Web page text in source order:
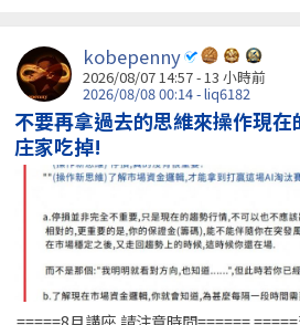
kobepenny
2026/08/07 14:57 - 13 小時前
2026/08/08 00:14 - liq6182
不要再拿過去的思維來操作現
庄家吃掉!